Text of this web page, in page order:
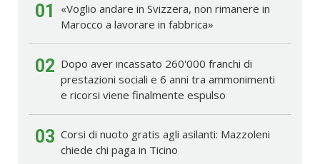
01
«Voglio andare in Svizzera, non rimanere in
Marocco a lavorare in fabbrica»
02 Dopo aver incassato 260'000 franchi di
prestazioni sociali e 6 anni tra ammonimenti
e ricorsi viene finalmente espulso
03 Corsi di nuoto gratis agli asilanti: Mazzoleni
chiede chi paga in Ticino